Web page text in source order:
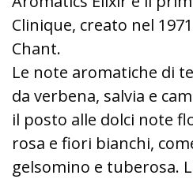
Clinique, creato nel
Chant.
Le note aromatiche di
da verbena, salvia e
il posto alle dolci note
rosa e fiori bianchi,
gelsomino e tuberosa.